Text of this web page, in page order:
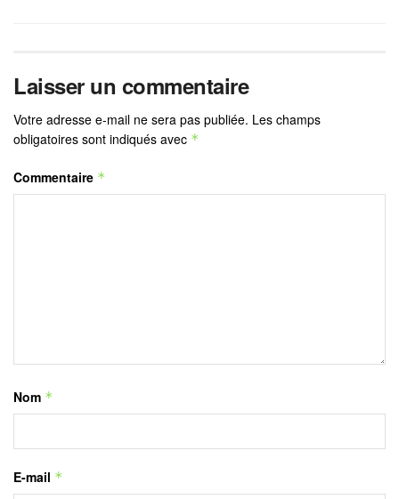
Laisser un commentaire
Votre adresse e-mail ne sera pas publiée. Les champs
obligatoires sont indiqués avec *
Commentaire *
Nom *
E-mail *